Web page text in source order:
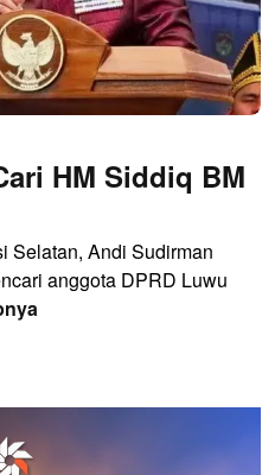
HM Siddiq BM
Selatan, Andi Sudirman
anggota DPRD Luwu